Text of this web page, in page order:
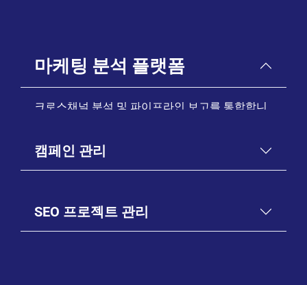
마케팅 분석 플랫폼
크로스채널 분석 및 파이프라인 보고를 통합합니
Learn More
캠페인 관리
SEO 프로젝트 관리